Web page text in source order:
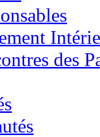
des